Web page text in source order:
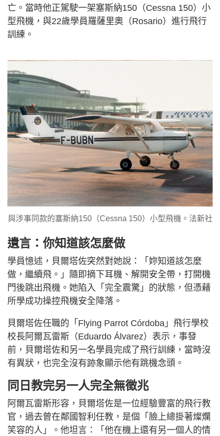
亡。當時他正駕駛一架塞斯納150（Cessna 150）小
型飛機，與22歲學員羅薩里奧（Rosario）進行飛行
訓練。
與涉事同款的塞斯納150（Cessna 150）小型飛機。法新社
遺言：你知道該怎麼做
學員憶述，貝爾塔佐突然對她說：「妳知道該怎麼
做，繼續飛。」隨即摘下耳機、解開安全帶，打開機
門後跳出飛機。她陷入「完全震驚」的狀態，但憑藉
所學成功操控飛機安全降落。
貝爾塔佐任職的「Flying Parrot Córdoba」飛行學校
校長阿爾瓦雷斯（Eduardo Álvarez）表示，事發
前，貝爾塔佐和另一名學員完成了飛行訓練，當時沒
有異狀，也完全沒有跡象顯示他有跳機念頭。
同日教完另一人完全無徵兆
阿爾瓦雷斯形容，貝爾塔佐是一位經驗豐富的飛行教
官，過去曾在鄰國智利任教，是個「臉上總掛著燦爛
笑容的人」。他坦言：「他在機上還有另一個人的情